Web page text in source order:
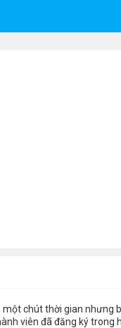
chút thời gian nhưng
viên đã đăng ký trong